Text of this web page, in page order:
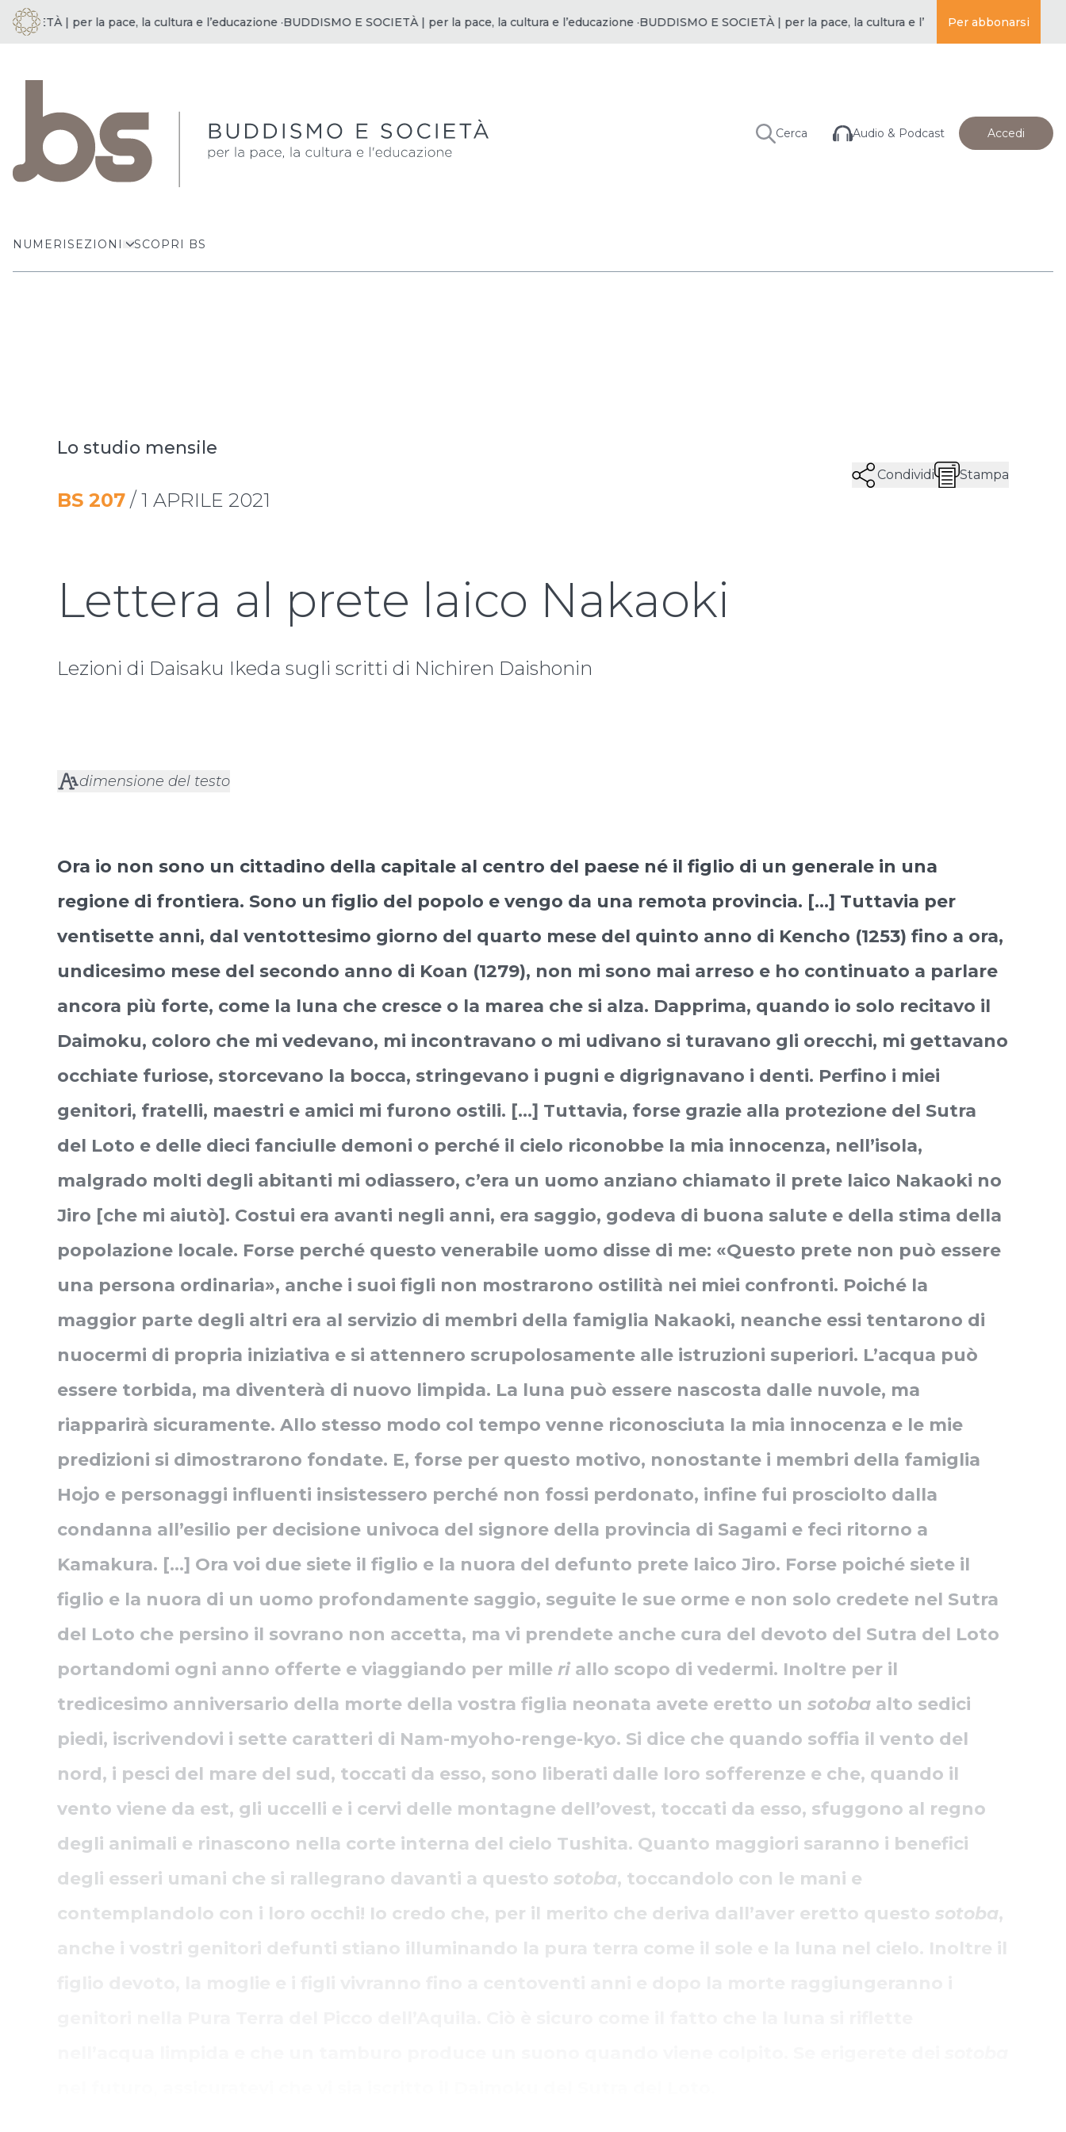
| per la pace, la cultura e l’educazione ·BUDDISMO E SOCIETÀ | per la pace, la cultura e l’educazione ·BUDDISMO E SOCIETÀ | per la pace, la cultura e l’educazione ·BUDDISMO E
Per abbonarsi
Cerca Audio & Podcast Accedi
NUMERISEZIONI SCOPRI BS
Lo studio mensile
BS 207 / 1 APRILE 2021
Condividi Stampa
Lettera al prete laico Nakaoki
Lezioni di Daisaku Ikeda sugli scritti di Nichiren Daishonin
dimensione del testo
Ora io non sono un cittadino della capitale al centro del paese né il figlio di un generale in una
regione di frontiera. Sono un figlio del popolo e vengo da una remota provincia. [...] Tuttavia per
ventisette anni, dal ventottesimo giorno del quarto mese del quinto anno di Kencho (1253) fino a ora,
undicesimo mese del secondo anno di Koan (1279), non mi sono mai arreso e ho continuato a parlare
ancora più forte, come la luna che cresce o la marea che si alza. Dapprima, quando io solo recitavo il
Daimoku, coloro che mi vedevano, mi incontravano o mi udivano si turavano gli orecchi, mi gettavano
occhiate furiose, storcevano la bocca, stringevano i pugni e digrignavano i denti. Perfino i miei
genitori, fratelli, maestri e amici mi furono ostili. [...] Tuttavia, forse grazie alla protezione del Sutra
del Loto e delle dieci fanciulle demoni o perché il cielo riconobbe la mia innocenza, nell’isola,
malgrado molti degli abitanti mi odiassero, c’era un uomo anziano chiamato il prete laico Nakaoki no
Jiro [che mi aiutò]. Costui era avanti negli anni, era saggio, godeva di buona salute e della stima della
popolazione locale. Forse perché questo venerabile uomo disse di me: «Questo prete non può essere
una persona ordinaria», anche i suoi figli non mostrarono ostilità nei miei confronti. Poiché la
maggior parte degli altri era al servizio di membri della famiglia Nakaoki, neanche essi tentarono di
nuocermi di propria iniziativa e si attennero scrupolosamente alle istruzioni superiori. L’acqua può
essere torbida, ma diventerà di nuovo limpida. La luna può essere nascosta dalle nuvole, ma
riapparirà sicuramente. Allo stesso modo col tempo venne riconosciuta la mia innocenza e le mie
predizioni si dimostrarono fondate. E, forse per questo motivo, nonostante i membri della famiglia
Hojo e personaggi influenti insistessero perché non fossi perdonato, infine fui prosciolto dalla
condanna all’esilio per decisione univoca del signore della provincia di Sagami e feci ritorno a
Kamakura. [...] Ora voi due siete il figlio e la nuora del defunto prete laico Jiro. Forse poiché siete il
figlio e la nuora di un uomo profondamente saggio, seguite le sue orme e non solo credete nel Sutra
del Loto che persino il sovrano non accetta, ma vi prendete anche cura del devoto del Sutra del Loto
portandomi ogni anno offerte e viaggiando per mille ri allo scopo di vedermi. Inoltre per il
tredicesimo anniversario della morte della vostra figlia neonata avete eretto un sotoba alto sedici
piedi, iscrivendovi i sette caratteri di Nam-myoho-renge-kyo. Si dice che quando soffia il vento del
nord, i pesci del mare del sud, toccati da esso, sono liberati dalle loro sofferenze e che, quando il
vento viene da est, gli uccelli e i cervi delle montagne dell’ovest, toccati da esso, sfuggono al regno
degli animali e rinascono nella corte interna del cielo Tushita. Quanto maggiori saranno i benefici
degli esseri umani che si rallegrano davanti a questo sotoba, toccandolo con le mani e
contemplandolo con i loro occhi! Io credo che, per il merito che deriva dall’aver eretto questo sotoba,
anche i vostri genitori defunti stiano illuminando la pura terra come il sole e la luna nel cielo. Inoltre il